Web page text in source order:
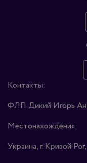
Контакты:
ФЛП Дикий Игорь
Местонахождения:
Украина, г. Кривой